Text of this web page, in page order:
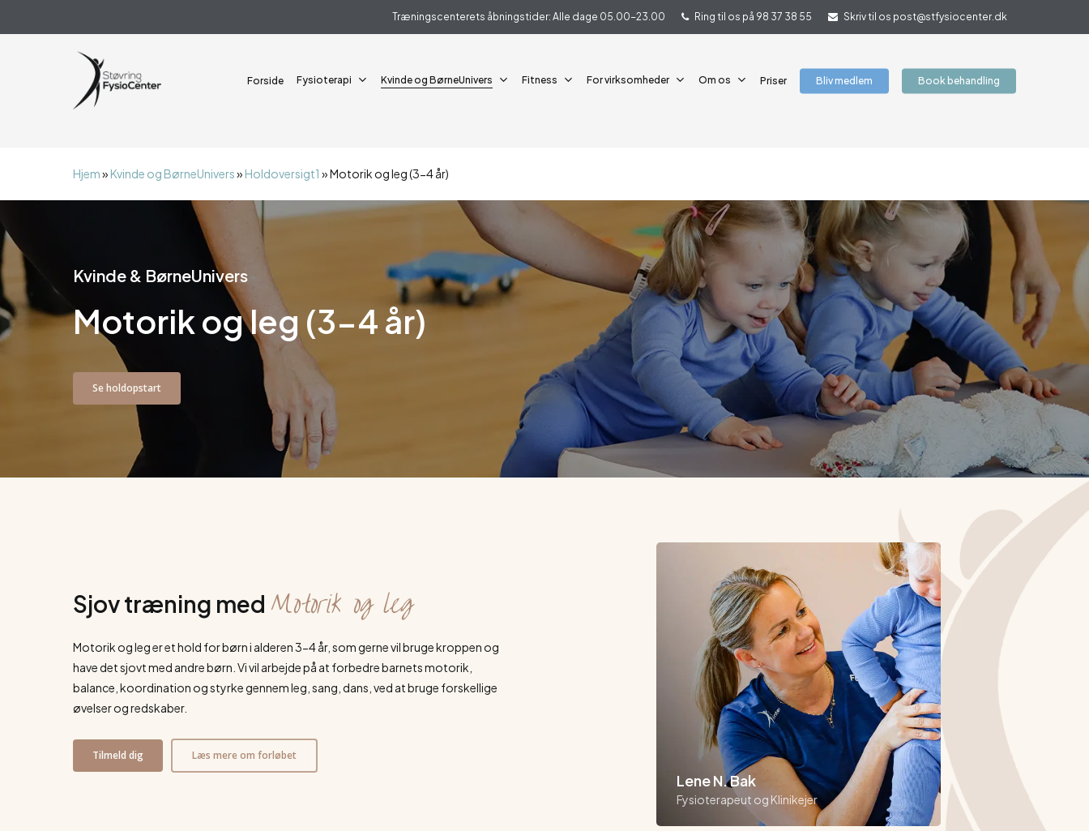
Træningscenterets åbningstider: Alle dage 05.00-23.00 Ring til os på 98 37 38 55 Skriv til os post@stfysiocenter.dk
Forside Fysioterapi Kvinde og BørneUnivers Fitness For virksomheder Om os Priser Bliv medlem Book behandling
Hjem» Kvinde og BørneUnivers» Holdoversigt1 »Motorik og leg (3-4 år)
Kvinde & BørneUnivers
Motorik og leg (3-4 år)
Se holdopstart
Sjov træning med Motorik og leg
Motorik og leg er et hold for børn i alderen 3-4 år, som gerne vil bruge kroppen og
have det sjovt med andre børn. Vi vil arbejde på at forbedre barnets motorik,
balance, koordination og styrke gennem leg, sang, dans, ved at bruge forskellige
øvelser og redskaber.
Tilmeld dig Læs mere om forløbet
Lene N. Bak
Fysioterapeut og Klinikejer